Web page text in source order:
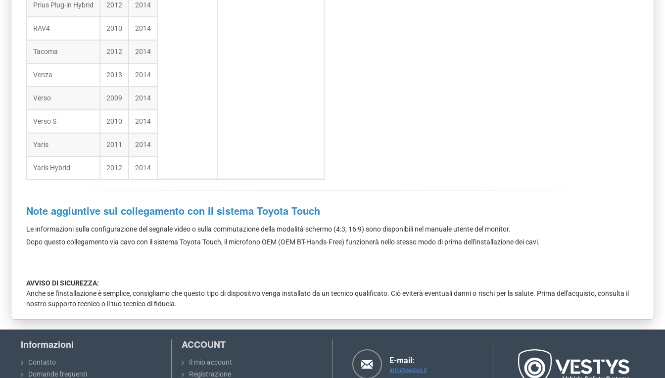
Prius Plug-in Hybrid 2012 2014
RAV4 2010 2014
Tacoma 2012 2014
Venza 2013 2014
Verso 2009 2014
Verso S 2010 2014
Yaris 2011 2014
Yaris Hybrid 2012 2014
Note aggiuntive sul collegamento con il sistema Toyota Touch
Le informazioni sulla configurazione del segnale video o sulla commutazione della modalità schermo (4:3, 16:9) sono disponibili nel manuale utente del monitor.
Dopo questo collegamento via cavo con il sistema Toyota Touch, il microfono OEM (OEM BT-Hands-Free) funzionerà nello stesso modo di prima dell'installazione dei cavi.
AVVISO DI SICUREZZA:
Anche se l'installazione è semplice, consigliamo che questo tipo di dispositivo venga installato da un tecnico qualificato. Ciò eviterà eventuali danni o rischi per la salute. Prima dell'acquisto, consulta il
nostro supporto tecnico o il tuo tecnico di fiducia.
Informazioni
Contatto
Domande frequenti
ACCOUNT
Il mio account
Registrazione
E-mail:
info@vestys.it